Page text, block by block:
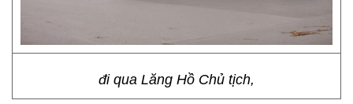
đi qua Lăng Hồ Chủ tịch,